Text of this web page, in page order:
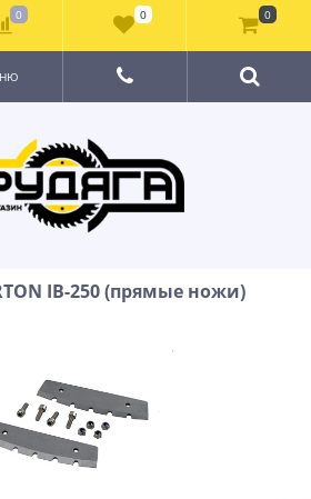
IB-250 (прямые ножи)
0 0 0